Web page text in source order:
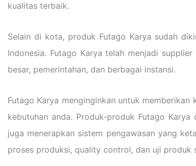
kualitas terbaik.
Selain di kota, produk Futago Karya sudah
Indonesia. Futago Karya telah menjadi
besar, pemerintahan, dan berbagai instansi.
Futago Karya menginginkan untuk
kebutuhan anda. Produk-produk Futago
juga menerapkan sistem pengawasan yang
proses produksi, quality control, dan uji produk